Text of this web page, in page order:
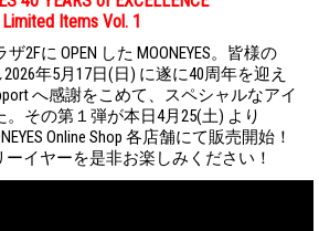
Limited Items Vol. 1
2Fに OPEN した MOONEYES。皆様の
2026年5月17日(日) に遂に40周年を迎え
へ感謝をこめて、スペシャルなアイ
その第１弾が本日4月25(土) より
Online Shop 各店舗にて販売開始！
イヤーを是非お楽しみください！